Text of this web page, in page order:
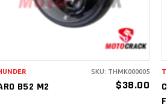
B52 M2 $38.00
SKU: THMK000005